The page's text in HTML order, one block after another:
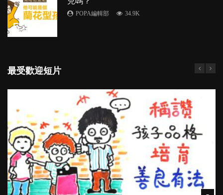
5
POPA編輯部 34.9K
最受歡迎短片